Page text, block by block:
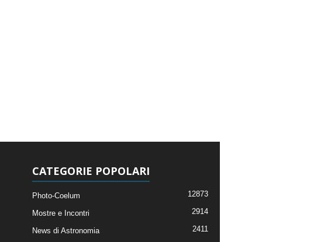
CATEGORIE POPOLARI
Photo-Coelum 12873
Mostre e Incontri 2914
News di Astronomia 2411